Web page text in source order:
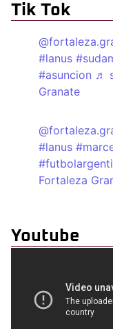
Tik Tok
#lanus
#asuncion ♬
Granate
#lanus
Fortaleza
Youtube